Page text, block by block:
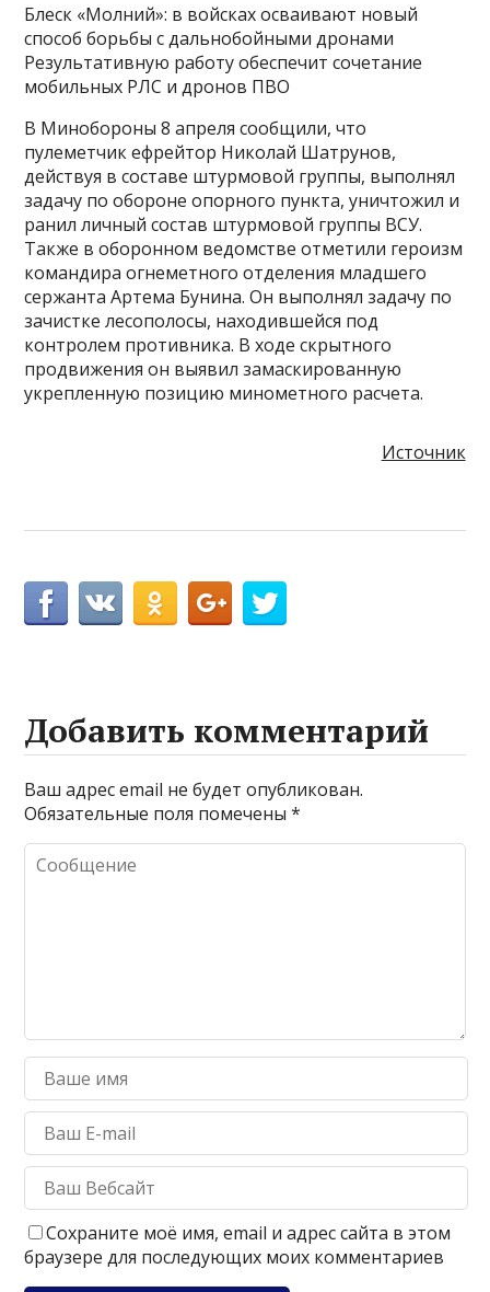
Блеск «Молний»: в войсках осваивают новый
способ борьбы с дальнобойными дронами
Результативную работу обеспечит сочетание
мобильных РЛС и дронов ПВО
В Минобороны 8 апреля сообщили, что
пулеметчик ефрейтор Николай Шатрунов,
действуя в составе штурмовой группы, выполнял
задачу по обороне опорного пункта, уничтожил и
ранил личный состав штурмовой группы ВСУ.
Также в оборонном ведомстве отметили героизм
командира огнеметного отделения младшего
сержанта Артема Бунина. Он выполнял задачу по
зачистке лесополосы, находившейся под
контролем противника. В ходе скрытного
продвижения он выявил замаскированную
укрепленную позицию минометного расчета.
Источник
Добавить комментарий
Ваш адрес email не будет опубликован.
Обязательные поля помечены*
Сохраните моё имя, email и адрес сайта в этом
браузере для последующих моих комментариев